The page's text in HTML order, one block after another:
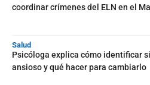
coordinar crímenes del ELN en el
Salud
Psicóloga explica cómo identificar
ansioso y qué hacer para cambiarlo